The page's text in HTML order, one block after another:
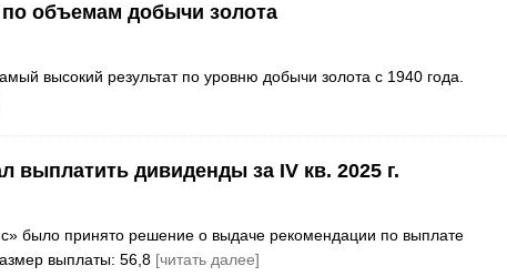
по объемам добычи золота
высокий результат по уровню добычи золота с 1940 года.
выплатить дивиденды за IV кв. 2025 г.
было принято решение о выдаче рекомендации по выплате
выплаты: 56,8 [читать далее]